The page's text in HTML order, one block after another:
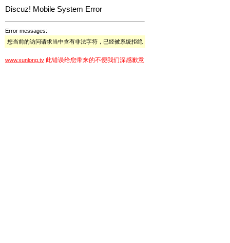
Discuz! Mobile System Error
Error messages:
您当前的访问请求当中含有非法字符，已经被系统拒绝
www.xunlong.tv 此错误给您带来的不便我们深感歉意